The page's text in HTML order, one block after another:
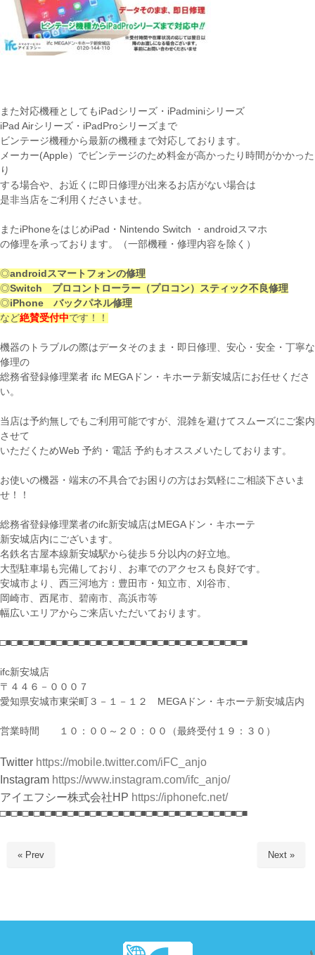
また対応機種としてもiPadシリーズ・iPadminiシリーズ
iPad Airシリーズ・iPadProシリーズまで
ビンテージ機種から最新の機種まで対応しております。
メーカー(Apple）でビンテージのため料金が高かったり時間がかかった
り
する場合や、お近くに即日修理が出来るお店がない場合は
是非当店をご利用くださいませ。
またiPhoneをはじめiPad・Nintendo Switch ・androidスマホ
の修理を承っております。（一部機種・修理内容を除く）
◎androidスマートフォンの修理
◎Switch プロコントローラー（プロコン）スティック不良修理
◎iPhone バックパネル修理
など絶賛受付中です！！
機器のトラブルの際はデータそのまま・即日修理、安心・安全・丁寧な
修理の
総務省登録修理業者 ifc MEGAドン・キホーテ新安城店にお任せくださ
い。
当店は予約無しでもご利用可能ですが、混雑を避けてスムーズにご案内
させて
いただくためWeb 予約・電話 予約もオススメいたしております。
お使いの機器・端末の不具合でお困りの方はお気軽にご相談下さいま
せ！！
総務省登録修理業者のifc新安城店はMEGAドン・キホーテ
新安城店内にございます。
名鉄名古屋本線新安城駅から徒歩５分以内の好立地。
大型駐車場も完備しており、お車でのアクセスも良好です。
安城市より、西三河地方：豊田市・知立市、刈谷市、
岡崎市、西尾市、碧南市、高浜市等
幅広いエリアからご来店いただいております。
□■□■□■□■□■□■□■□■□■□■□■□■□■□■□■□■□■□■□■□■□■□■
ifc新安城店
〒４４６－０００７
愛知県安城市東栄町３－１－１２ MEGAドン・キホーテ新安城店内
営業時間 １０：００～２０：００（最終受付１９：３０）
Twitter https://mobile.twitter.com/iFC_anjo
Instagram https://www.instagram.com/ifc_anjo/
アイエフシー株式会社HP https://iphonefc.net/
□■□■□■□■□■□■□■□■□■□■□■□■□■□■□■□■□■□■□■□■□■□■
« Prev Next »